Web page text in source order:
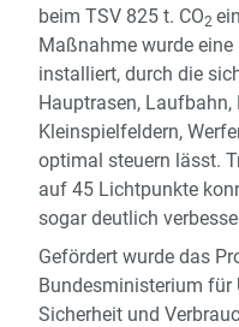
beim TSV 825 t. CO2
Maßnahme wurde
installiert, durch die
Hauptrasen, Laufbahn,
Kleinspielfeldern,
optimal steuern lässt.
auf 45 Lichtpunkte
sogar deutlich
Gefördert wurde das
Bundesministerium für
Sicherheit und